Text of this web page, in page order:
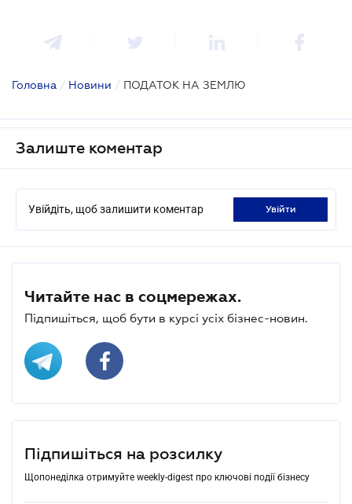
Головна / Новини / ПОДАТОК НА ЗЕМЛЮ
Залиште коментар
Увійдіть, щоб залишити коментар увійти
Читайте нас в соцмережах.
Підпишіться, щоб бути в курсі усіх бізнес-новин.
Підпишіться на розсилку
Щопонеділка отримуйте weekly-digest про ключові події бізнесу